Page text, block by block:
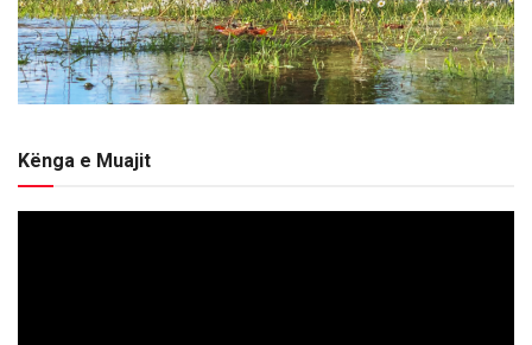
Kënga e Muajit